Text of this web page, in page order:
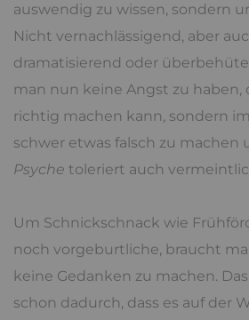
auswendig zu wissen, sondern
Nicht vernachlässigend, aber
dramatisierend oder
man nun keine Angst zu haben,
richtig machen kann, sondern
schwer etwas falsch zu machen
Psyche toleriert auch
Um Schnickschnack wie
noch vorgeburtliche, braucht
keine Gedanken zu machen. Das
schon dadurch, dass es auf der